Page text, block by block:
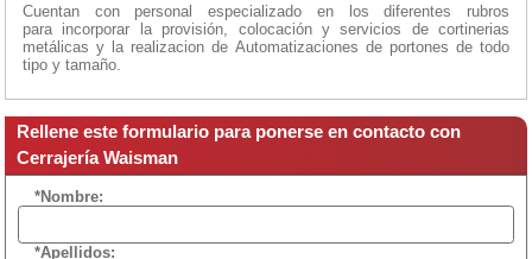
Cuentan con personal especializado en los diferentes rubros
para incorporar la provisión, colocación y servicios de cortinerias
metálicas y la realizacion de Automatizaciones de portones de todo
tipo y tamaño.
Rellene este formulario para ponerse en contacto con
Cerrajería Waisman
*Nombre:
*Apellidos: